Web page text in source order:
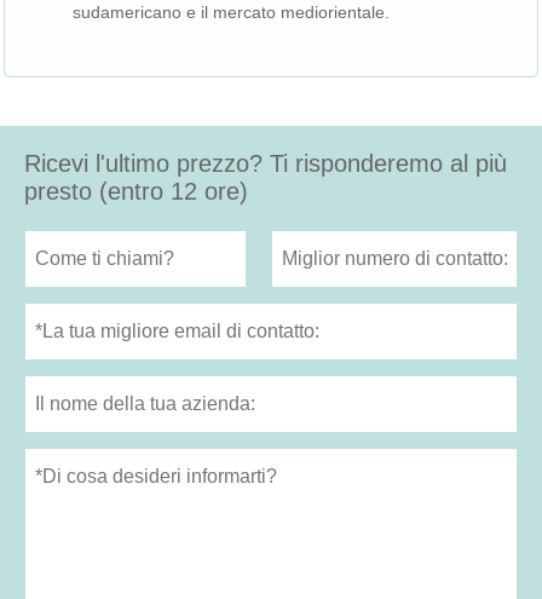
sudamericano e il mercato mediorientale.
Ricevi l'ultimo prezzo? Ti risponderemo al più
presto (entro 12 ore)